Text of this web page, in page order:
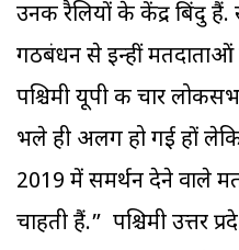
उनकी रैलियों के केंद्र बिंदु
गठबंधन से इन्हीं
पश्चि‍मी यूपी की चार
भले ही अलग हो गई हों
2019 में समर्थन देने वाले
चाहती हैं.” पश्चिमी उत्तर